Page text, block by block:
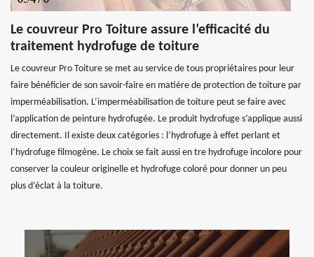
Le couvreur Pro Toiture assure l’efficacité du
traitement hydrofuge de toiture
Le couvreur Pro Toiture se met au service de tous propriétaires pour leur
faire bénéficier de son savoir-faire en matière de protection de toiture par
imperméabilisation. L’imperméabilisation de toiture peut se faire avec
l’application de peinture hydrofugée. Le produit hydrofuge s’applique aussi
directement. Il existe deux catégories : l’hydrofuge à effet perlant et
l’hydrofuge filmogène. Le choix se fait aussi en tre hydrofuge incolore pour
conserver la couleur originelle et hydrofuge coloré pour donner un peu
plus d’éclat à la toiture.